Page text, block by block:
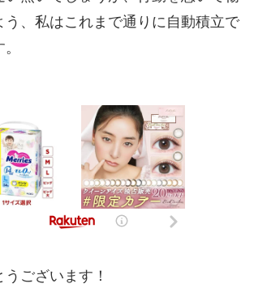
う、私はこれまで通りに自動積立で
ございます！